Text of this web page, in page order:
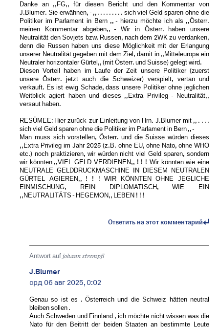
Danke an ,,FG,, für diesen Bericht und den Kommentar von
J.Blumer. Sie erwähnen, - ,, . . . . . . . . . sich viel Geld sparen ohne die
Politiker im Parlament in Bern ,, - hierzu möchte ich als ,,Österr.
meinen Kommentar abgeben,, - Wir in Österr. haben unsere
Neutralität den Sovjets bzw. Russen, nach dem 2WK zu verdanken,
denn die Russen haben uns diese Möglichkeit mit der Erlangung
unserer Neutralität gegeben mit dem Ziel, damit in ,,Mitteleuropa ein
Neutraler horizontaler Gürtel,, (mit Österr. und Suisse) gelegt wird.
Diesen Vorteil haben im Laufe der Zeit unsere Politiker (zuerst
unsere Österr. jetzt auch die Schweizer) verspielt, vertan und
verkauft. Es ist ewig Schade, dass unsere Politiker ohne jeglichen
Weitblick agiert haben und dieses ,,Extra Privileg - Neutralität,,
versaut haben.
RESÜMEE: Hier zurück zur Einleitung von Hrn. J.Blumer mit ,, . . . .
sich viel Geld sparen ohne die Politiker im Parlament in Bern ,, -
Man muss sich vorstellen, Österr. und die Suisse würden dieses
,,Extra Privileg im Jahr 2025 (z.B. ohne EU, ohne Nato, ohne WHO
etc.) noch praktizieren, wir würden nicht viel Geld sparen, sondern
wir könnten ,,VIEL GELD VERDIENEN,, ! ! ! Wir könnten wie eine
NEUTRALE GELDDRUCKMASCHINE IN DIESEM NEUTRALEN
GÜRTEL AGIEREN,, ! ! ! WIR KÖNNTEN OHNE JEGLICHE
EINMISCHUNG, REIN DIPLOMATISCH, WIE EIN
,,NEUTRALITÄTS - HEGEMON,, LEBEN ! ! !
Ответить на этот комментарий
Antwort auf johann strempfl
J.Blumer
срд 06 авг 2025, 0:02
Genau so ist es . Österreich und die Schweiz hätten neutral
bleiben sollen .
Auch Schweden und Finnland , ich möchte nicht wissen was die
Nato für den Beitritt der beiden Staaten an bestimmte Leute